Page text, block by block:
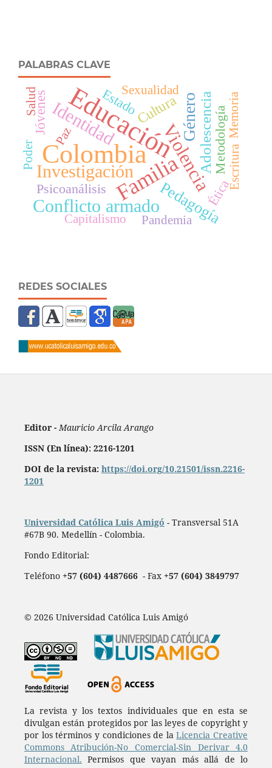
PALABRAS CLAVE
Educación
ColombiaFamiliaViolencia
Investigación
Conflicto armado
Identidad Género
Pedagogía
Adolescencia
Cultura
Jóvenes
Ética
Metodología
Estado
Psicoanálisis
Poder
Salud
Escritura
Capitalismo
Paz
Pandemia
Sexualidad
Memoria
REDES SOCIALES
Editor - Mauricio Arcila Arango
ISSN (En línea): 2216-1201
DOI de la revista: https://doi.org/10.21501/issn.2216-
1201
Universidad Católica Luis Amigó - Transversal 51A
#67B 90. Medellín - Colombia.
Fondo Editorial:
Teléfono +57 (604) 4487666- Fax +57 (604) 3849797
© 2026 Universidad Católica Luis Amigó
La revista y los textos individuales que en esta se
divulgan están protegidos por las leyes de copyright y
por los términos y condiciones de laLicencia Creative
Commons Atribución-No Comercial-Sin Derivar 4.0
Internacional. Permisos que vayan más allá de lo